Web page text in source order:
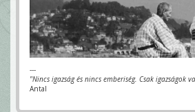
---
"Nincs igazság és nincs emberiség. Csak igazságok
Antal